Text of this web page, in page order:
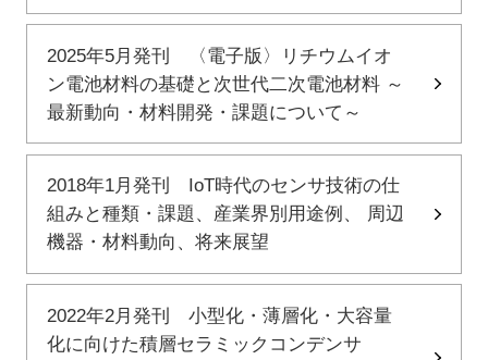
2025年5月発刊 〈電子版〉リチウムイオ
ン電池材料の基礎と次世代二次電池材料 ～
最新動向・材料開発・課題について～
2018年1月発刊 IoT時代のセンサ技術の仕
組みと種類・課題、産業界別用途例、 周辺
機器・材料動向、将来展望
2022年2月発刊 小型化・薄層化・大容量
化に向けた積層セラミックコンデンサ